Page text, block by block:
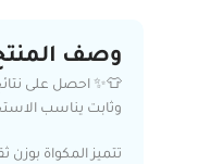
وصف
👕✨ احصل على
وثابت يناسب
تتميز المكواة بوزن